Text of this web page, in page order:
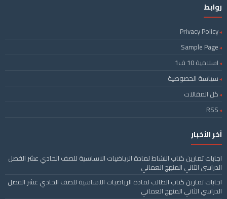
روابط
Privacy Policy
Sample Page
اسلامية 10 ف1
سياسة الخصوصية
كل المقالات
RSS
آخر الأخبار
اجابات تمارين كتاب النشاط لمادة الرياضيات الاساسية للصف الحادي عشر الفصل
الدراسي الثاني المنهج العماني
اجابات تمارين كتاب الطالب لمادة الرياضيات الاساسية للصف الحادي عشر الفصل
الدراسي الثاني المنهج العماني